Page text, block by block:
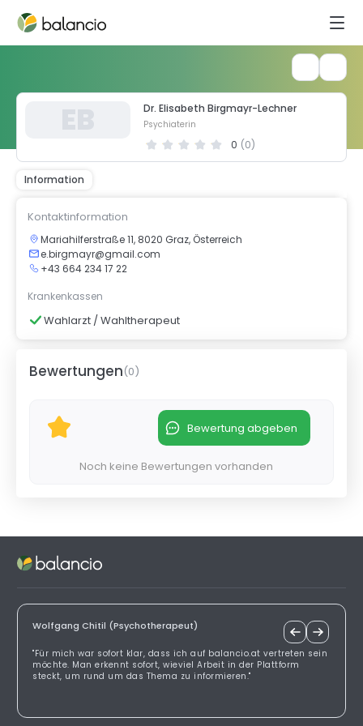
Dr. Elisabeth Birgmayr-Lechner
Psychiaterin
0 (0)
Information
Kontaktinformation
Mariahilferstraße 11, 8020 Graz, Österreich
e.birgmayr@gmail.com
+43 664 234 17 22
Krankenkassen
Wahlarzt / Wahltherapeut
Bewertungen(0)
Bewertung abgeben
Noch keine Bewertungen vorhanden
Wolfgang Chitil (Psychotherapeut)
"Für mich war sofort klar, dass ich auf balancio.at vertreten sein
möchte. Man erkennt sofort, wieviel Arbeit in der Plattform
steckt, um rund um das Thema zu informieren."